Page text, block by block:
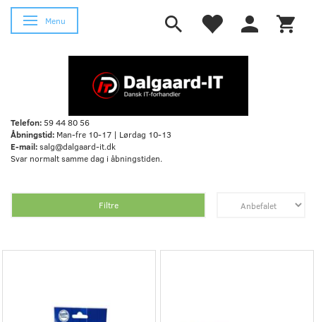
Skifte navigation
Menu
Telefon:59 44 80 56
Åbningstid: Man-fre 10-17 | Lørdag 10-13
E-mail:salg@dalgaard-it.dk
Svar normalt samme dag i åbningstiden.
Filtre